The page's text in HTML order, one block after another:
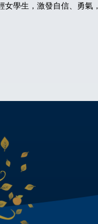
學生，激發自信、勇氣